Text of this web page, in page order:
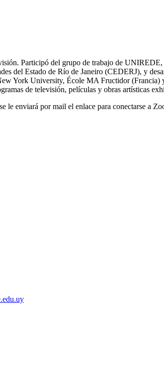
Participó del grupo de trabajo de
del Estado de Río de Janeiro (CEDERJ), y
York University, École MA Fructidor
de televisión, películas y obras artísticas
le enviará por mail el enlace para conectarse a